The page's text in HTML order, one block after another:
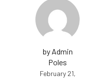
by Admin
Poles
February 21,